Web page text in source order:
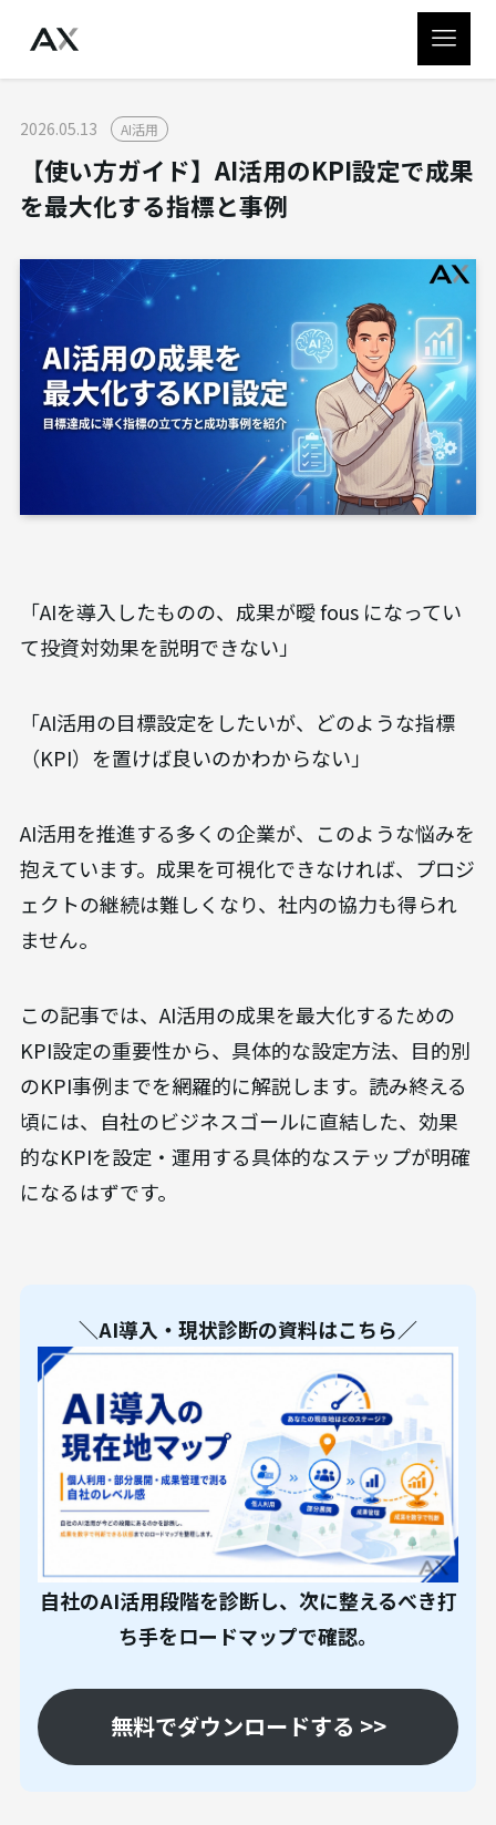
2026.05.13 AI活用
【使い方ガイド】AI活用のKPI設定で成果
を最大化する指標と事例
「AIを導入したものの、成果が曖 fous になってい
て投資対効果を説明できない」
「AI活用の目標設定をしたいが、どのような指標
（KPI）を置けば良いのかわからない」
AI活用を推進する多くの企業が、このような悩みを
抱えています。成果を可視化できなければ、プロジ
ェクトの継続は難しくなり、社内の協力も得られ
ません。
この記事では、AI活用の成果を最大化するための
KPI設定の重要性から、具体的な設定方法、目的別
のKPI事例までを網羅的に解説します。読み終える
頃には、自社のビジネスゴールに直結した、効果
的なKPIを設定・運用する具体的なステップが明確
になるはずです。
＼AI導入・現状診断の資料はこちら／
自社のAI活用段階を診断し、次に整えるべき打
ち手をロードマップで確認。
無料でダウンロードする >>